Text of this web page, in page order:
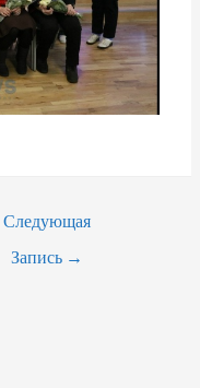
Следующая
Запись →